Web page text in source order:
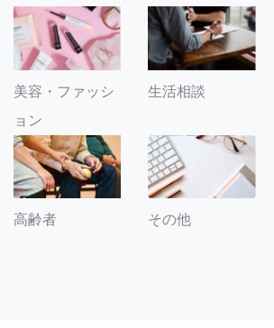
美容・ファッシ
ョン
生活相談
高齢者 その他